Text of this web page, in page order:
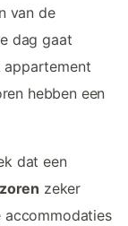
van de
dag gaat
appartement
hebben een
dat een
zeker
accommodaties